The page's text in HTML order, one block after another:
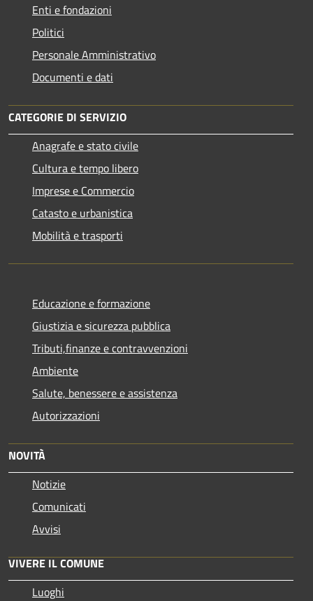
Enti e fondazioni
Politici
Personale Amministrativo
Documenti e dati
CATEGORIE DI SERVIZIO
Anagrafe e stato civile
Cultura e tempo libero
Imprese e Commercio
Catasto e urbanistica
Mobilità e trasporti
Educazione e formazione
Giustizia e sicurezza pubblica
Tributi,finanze e contravvenzioni
Ambiente
Salute, benessere e assistenza
Autorizzazioni
NOVITÀ
Notizie
Comunicati
Avvisi
VIVERE IL COMUNE
Luoghi